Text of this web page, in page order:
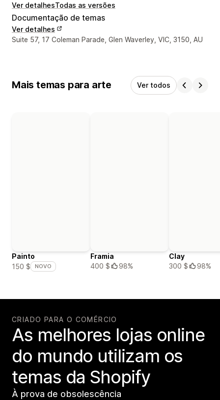
Ver detalhesTodas as versões
Documentação de temas
Ver detalhes
Detalhes de contacto do designer
Suite 57, 17 Coleman Parade, Glen Waverley, VIC, 3150, AU
Mais temas para arte Ver todos
Painto
150 $
NOVO
Framia
400 $
98%
Clay
300 $
98%
CRIADO PARA O COMÉRCIO
As melhores lojas online
do mundo utilizam os
temas da Shopify
À prova de obsolescência